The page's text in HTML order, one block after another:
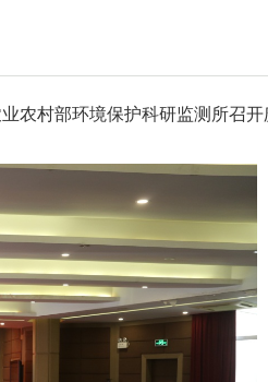
农村部环境保护科研监测所召开